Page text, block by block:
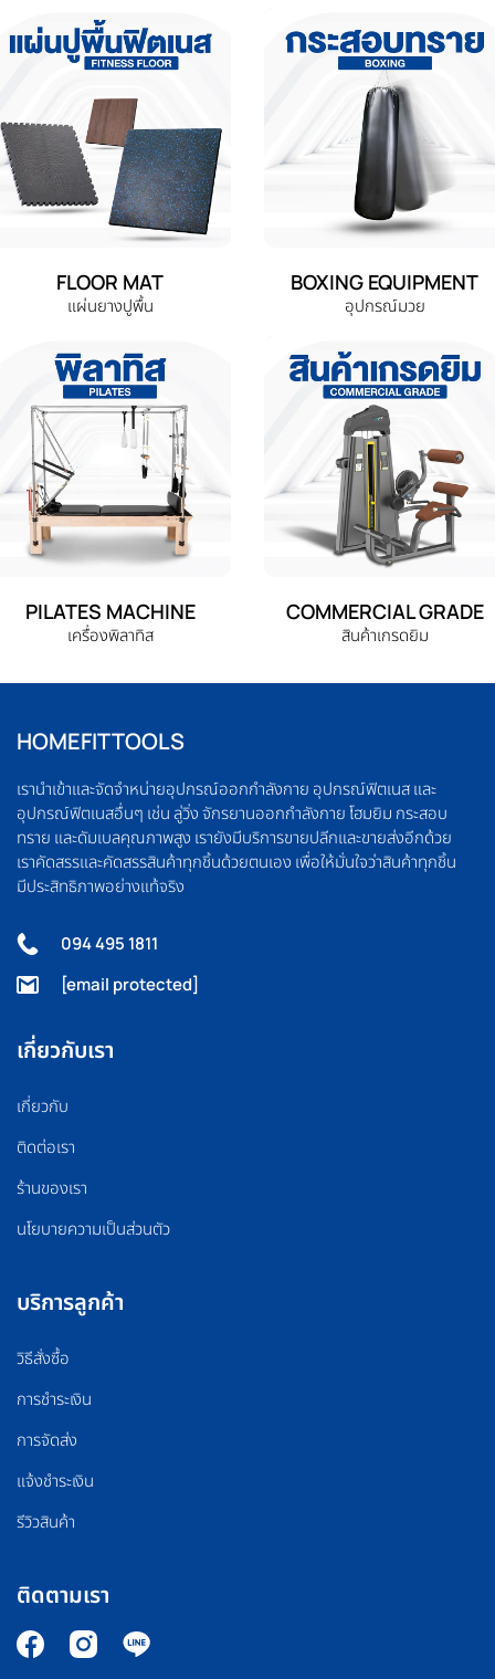
FLOOR MAT
แผ่นยางปูพื้น
BOXING EQUIPMENT
อุปกรณ์มวย
PILATES MACHINE
เครื่องพิลาทิส
COMMERCIAL GRADE
สินค้าเกรดยิม
HOMEFITTOOLS
เรานำเข้าและจัดจำหน่ายอุปกรณ์ออกกำลังกาย อุปกรณ์ฟิตเนส และ
อุปกรณ์ฟิตเนสอื่นๆ เช่น ลู่วิ่ง จักรยานออกกำลังกาย โฮมยิม กระสอบ
ทราย และดัมเบลคุณภาพสูง เรายังมีบริการขายปลีกและขายส่งอีกด้วย
เราคัดสรรและคัดสรรสินค้าทุกชิ้นด้วยตนเอง เพื่อให้มั่นใจว่าสินค้าทุกชิ้น
มีประสิทธิภาพอย่างแท้จริง
094 495 1811
[email protected]
เกี่ยวกับเรา
เกี่ยวกับ
ติดต่อเรา
ร้านของเรา
นโยบายความเป็นส่วนตัว
บริการลูกค้า
วิธีสั่งซื้อ
การชำระเงิน
การจัดส่ง
แจ้งชำระเงิน
รีวิวสินค้า
ติดตามเรา